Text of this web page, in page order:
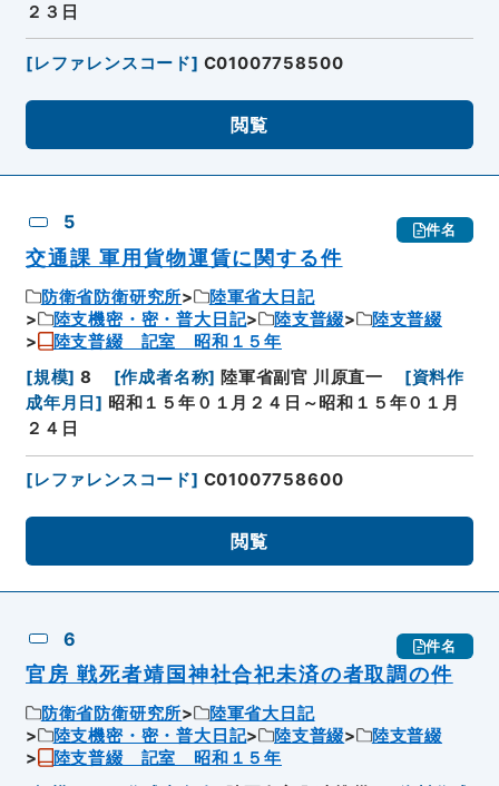
２３日
[レファレンスコード] C01007758500
閲覧
5 件名
交通課 軍用貨物運賃に関する件
防衛省防衛研究所
陸軍省大日記
陸支機密・密・普大日記
陸支普綴
陸支普綴
陸支普綴 記室 昭和１５年
[規模] 8 [作成者名称] 陸軍省副官 川原直一 [資料作
成年月日] 昭和１５年０１月２４日～昭和１５年０１月
２４日
[レファレンスコード] C01007758600
閲覧
6 件名
官房 戦死者靖国神社合祀未済の者取調の件
防衛省防衛研究所
陸軍省大日記
陸支機密・密・普大日記
陸支普綴
陸支普綴
陸支普綴 記室 昭和１５年